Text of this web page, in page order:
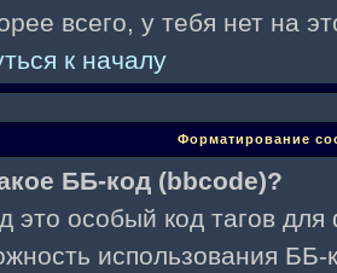
всего, у тебя нет на
к началу
Форматирование
ББ-код (bbcode)?
это особый код тагов
использования